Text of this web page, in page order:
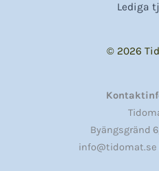
Lediga
© 2026
Byängsgränd 6
info@tidomat.se |